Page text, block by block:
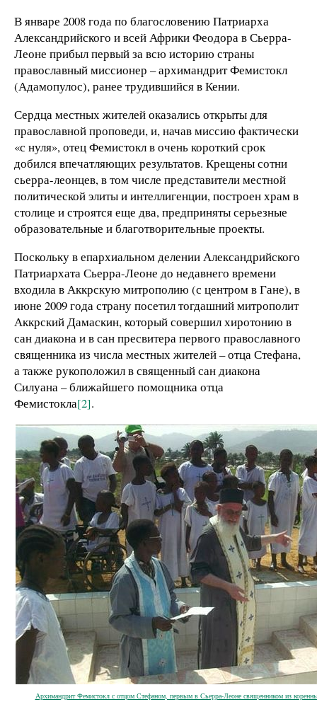
В январе 2008 года по благословению Патриарха
Александрийского и всей Африки Феодора в Сьерра-
Леоне прибыл первый за всю историю страны
православный миссионер – архимандрит Фемистокл
(Адамопулос), ранее трудившийся в Кении.
Сердца местных жителей оказались открыты для
православной проповеди, и, начав миссию фактически
«с нуля», отец Фемистокл в очень короткий срок
добился впечатляющих результатов. Крещены сотни
сьерра-леонцев, в том числе представители местной
политической элиты и интеллигенции, построен храм в
столице и строятся еще два, предприняты серьезные
образовательные и благотворительные проекты.
Поскольку в епархиальном делении Александрийского
Патриархата Сьерра-Леоне до недавнего времени
входила в Аккрскую митрополию (с центром в Гане), в
июне 2009 года страну посетил тогдашний митрополит
Аккрский Дамаскин, который совершил хиротонию в
сан диакона и в сан пресвитера первого православного
священника из числа местных жителей – отца Стефана,
а также рукоположил в священный сан диакона
Силуана – ближайшего помощника отца
Фемистокла[2].
Архимандрит Фемистокл с отцом Стефаном, первым в Сьерра-Леоне священником из